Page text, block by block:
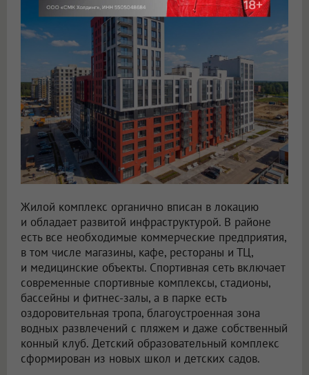
Жилой комплекс органично вписан в локацию
и обладает развитой инфраструктурой. В районе
есть все необходимые коммерческие предприятия,
в том числе магазины, кафе, рестораны и ТЦ,
и медицинские объекты. Спортивная сеть включает
современные спортивные комплексы, стадионы,
бассейны и фитнес-залы, а в парке есть
оздоровительная тропа, благоустроенная зона
водных развлечений с пляжем и даже собственный
конный клуб. Детский образовательный комплекс
сформирован из новых школ и детских садов.